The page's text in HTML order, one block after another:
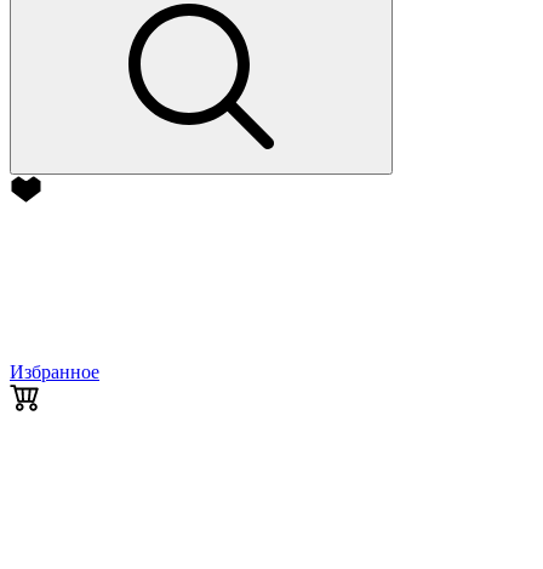
Избранное